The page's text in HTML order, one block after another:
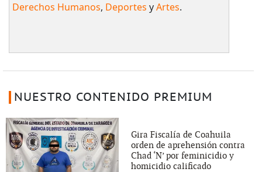
Derechos Humanos, Deportes yArtes.
NUESTRO CONTENIDO PREMIUM
Gira Fiscalía de Coahuila
orden de aprehensión contra
Chad ‘N’ por feminicidio y
homicidio calificado